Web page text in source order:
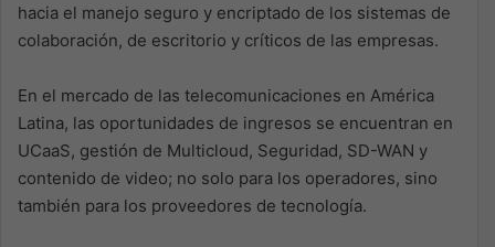
hacia el manejo seguro y encriptado de los sistemas de
colaboración, de escritorio y críticos de las empresas.
En el mercado de las telecomunicaciones en América
Latina, las oportunidades de ingresos se encuentran en
UCaaS, gestión de Multicloud, Seguridad, SD-WAN y
contenido de video; no solo para los operadores, sino
también para los proveedores de tecnología.